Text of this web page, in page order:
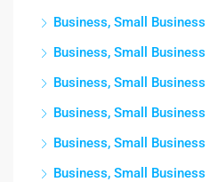
Business, Small Business
Business, Small Business
Business, Small Business
Business, Small Business
Business, Small Business
Business, Small Business